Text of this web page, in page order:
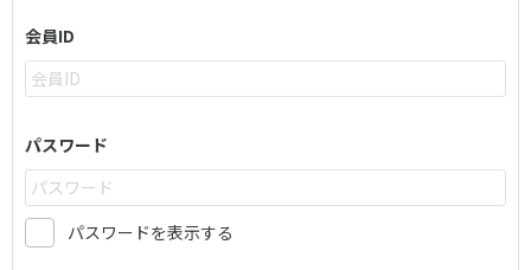
会員ID
パスワード
パスワードを表示する